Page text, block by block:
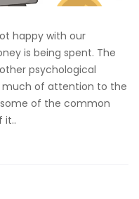
happy with our
is being spent. The
psychological
much of attention to the
of the common
it..